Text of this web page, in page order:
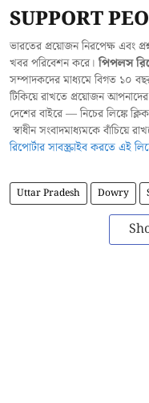
SUPPORT
ভারতের প্রয়োজন নিরপেক্ষ এবং
খবর পরিবেশন করে।পিপলস
সম্পাদকদের মাধ্যমে বিগত ১০
টিকিয়ে রাখতে প্রয়োজন
দেশের বাইরে — নিচের লিঙ্কে
স্বাধীন সংবাদমাধ্যমকে বাঁচিয়ে
রিপোর্টার সাবস্ক্রাইব করতে এই
Uttar Pradesh Dowry